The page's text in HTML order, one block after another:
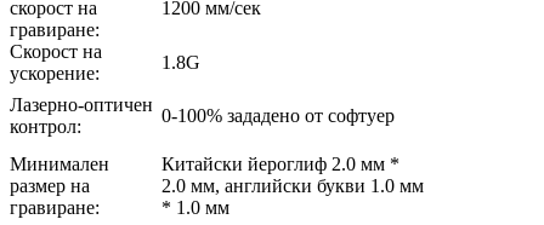
скорост на
гравиране:
1200 мм/сек
Скорост на
ускорение:
1.8G
Лазерно-оптичен
контрол:
0-100% зададено от софтуер
Минимален
размер на
гравиране:
Китайски йероглиф 2.0 мм *
2.0 мм, английски букви 1.0 мм
* 1.0 мм